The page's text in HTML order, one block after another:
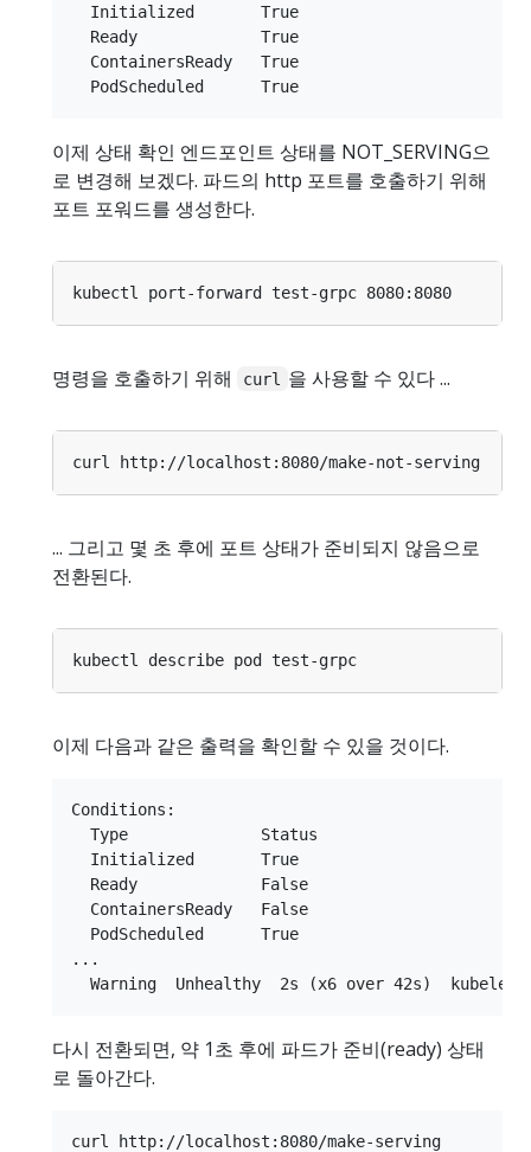
  Initialized       True
  Ready             True
  ContainersReady   True
이제 상태 확인 엔드포인트 상태를 NOT_SERVING으
로 변경해 보겠다. 파드의 http 포트를 호출하기 위해
포트 포워드를 생성한다.
명령을 호출하기 위해 curl 을 사용할 수 있다 ...
... 그리고 몇 초 후에 포트 상태가 준비되지 않음으로
전환된다.
이제 다음과 같은 출력을 확인할 수 있을 것이다.
Conditions:
  Type              Status
  Initialized       True
  Ready             False
  ContainersReady   False
  PodScheduled      True
...
다시 전환되면, 약 1초 후에 파드가 준비(ready) 상태
로 돌아간다.
curl http://localhost:8080/make-serving